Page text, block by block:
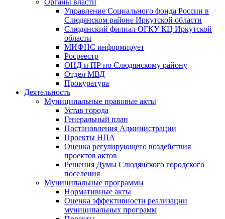
Органы власти
Управление Социального фонда России в
Слюдянском районе Иркутской области
Слюдянский филиал ОГКУ КЦ Иркутской
области
МИФНС информирует
Росреестр
ОНД и ПР по Слюдянскому району
Отдел МВД
Прокуратура
Деятельность
Муниципальные правовые акты
Устав города
Генеральный план
Постановления Администрации
Проекты НПА
Оценка регулирующего воздействия
проектов актов
Решения Думы Слюдянского городского
поселения
Муниципальные программы
Нормативные акты
Оценка эффективности реализации
муниципальных программ